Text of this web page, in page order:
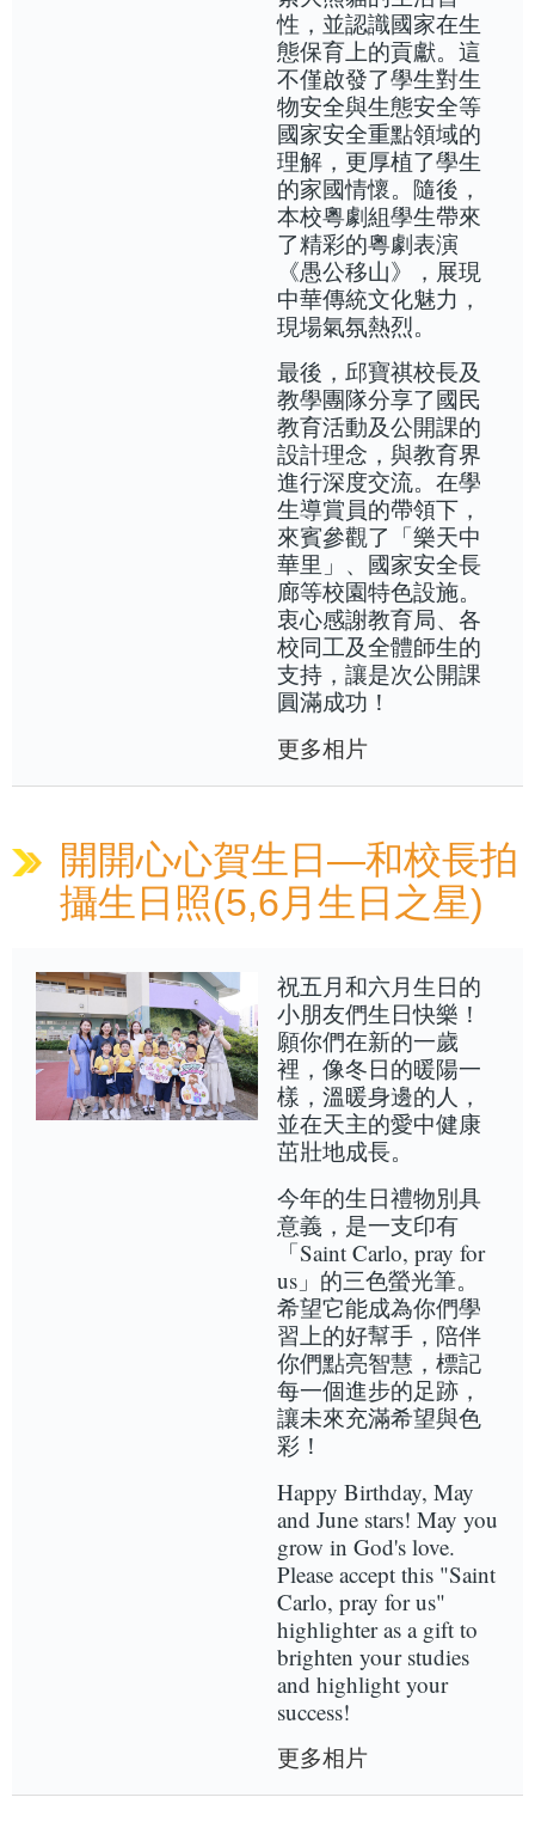
性，並認識國家在生
態保育上的貢獻。這
不僅啟發了學生對生
物安全與生態安全等
國家安全重點領域的
理解，更厚植了學生
的家國情懷。隨後，
本校粵劇組學生帶來
了精彩的粵劇表演
《愚公移山》，展現
中華傳統文化魅力，
現場氣氛熱烈。
最後，邱寶祺校長及
教學團隊分享了國民
教育活動及公開課的
設計理念，與教育界
進行深度交流。在學
生導賞員的帶領下，
來賓參觀了「樂天中
華里」、國家安全長
廊等校園特色設施。
衷心感謝教育局、各
校同工及全體師生的
支持，讓是次公開課
圓滿成功！
更多相片
開開心心賀生日—和校長拍
攝生日照(5,6月生日之星)
祝五月和六月生日的
小朋友們生日快樂！
願你們在新的一歲
裡，像冬日的暖陽一
樣，溫暖身邊的人，
並在天主的愛中健康
茁壯地成長。
今年的生日禮物別具
意義，是一支印有
「Saint Carlo, pray for
us」的三色螢光筆。
希望它能成為你們學
習上的好幫手，陪伴
你們點亮智慧，標記
每一個進步的足跡，
讓未來充滿希望與色
彩！
Happy Birthday, May
and June stars! May you
grow in God's love.
Please accept this "Saint
Carlo, pray for us"
highlighter as a gift to
brighten your studies
and highlight your
success!
更多相片